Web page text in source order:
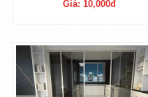
Giá: 10,000đ